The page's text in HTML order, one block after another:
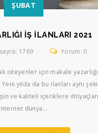
ŞUBAT
İŞ İLANLARI 2021
1769 Yorum: 0
isteyenler için makale
yılda da bu ilanları aynı
ve kaliteli içeriklere
internet dünya...